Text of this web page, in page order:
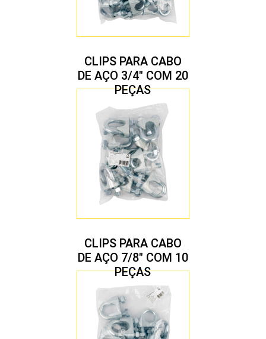
CLIPS PARA CABO
DE AÇO 3/4″ COM 20
PEÇAS
CLIPS PARA CABO
DE AÇO 7/8″ COM 10
PEÇAS